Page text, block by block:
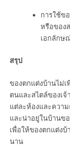
การใช้ข
หรือของ
เอกลักษ
สรุป
ของตกแต่งบ้านไม่
ตนและสไตล์ของเ
แต่ละห้องและควา
และน่าอยู่ในบ้านข
เพื่อให้ของตกแต่ง
นาน